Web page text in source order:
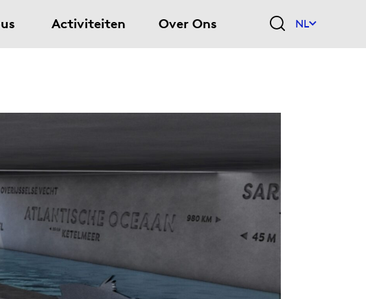
Activiteiten Over Ons NL